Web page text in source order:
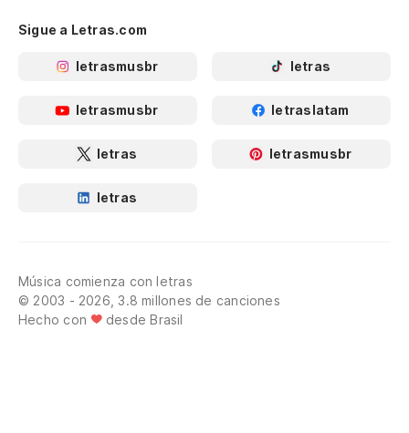
Sigue a Letras.com
letrasmusbr letras
letrasmusbr letraslatam
letras letrasmusbr
letras
Música comienza con letras
© 2003 - 2026, 3.8 millones de canciones
Hecho con
desde Brasil